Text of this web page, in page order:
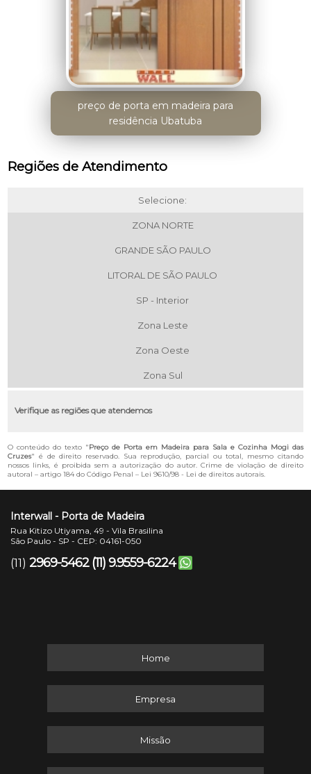
preço de porta em madeira para
residência Ubatuba
Regiões de Atendimento
Selecione:
ZONA NORTE
GRANDE SÃO PAULO
LITORAL DE SÃO PAULO
SP - Interior
Zona Leste
Zona Oeste
Zona Sul
Verifique as regiões que atendemos
O conteúdo do texto "Preço de Porta em Madeira para Sala e Cozinha Mogi das
Cruzes" é de direito reservado. Sua reprodução, parcial ou total, mesmo citando
nossos links, é proibida sem a autorização do autor. Crime de violação de direito
autoral – artigo 184 do Código Penal – Lei 9610/98 - Lei de direitos autorais.
Interwall - Porta de Madeira
Rua Kitizo Utiyama, 49 - Vila Brasilina
São Paulo - SP - CEP: 04161-050
(11) 2969-5462 (11) 9.9559-6224
Home
Empresa
Missão